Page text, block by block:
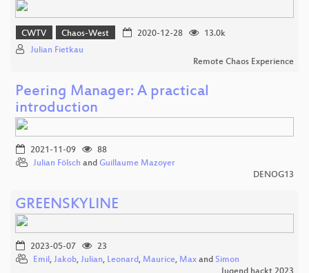
CWTV Chaos-West 2020-12-28
13.0k
Julian Fietkau
Remote Chaos Experience
Peering Manager: A practical
introduction
2021-11-09
88
Julian Fölsch and Guillaume Mazoyer
DENOG13
GREENSKYLINE
2023-05-07
23
Emil, Jakob, Julian, Leonard, Maurice, Max and Simon